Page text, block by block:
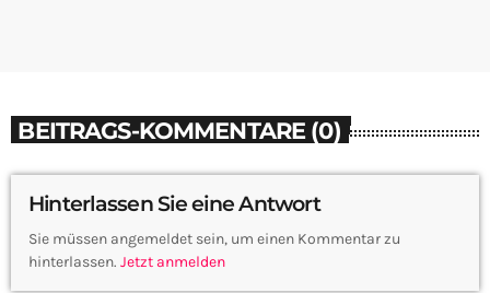
BEITRAGS-KOMMENTARE (0)
Hinterlassen Sie eine Antwort
Sie müssen angemeldet sein, um einen Kommentar zu
hinterlassen. Jetzt anmelden